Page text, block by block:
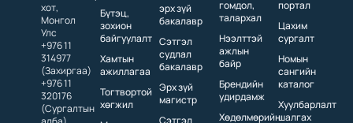
хот,
Монгол
Улс
+976 11
314977
(Захиргаа)
+976 11
320176
(Сургалтын
Бүтэц,
зохион
байгуулалт
Хамтын
ажиллагаа
Тогтвортой
хөгжил
эрх зүй
бакалавр
Сэтгэл
судлал
бакалавр
Эрх зүй
магистр
Сэтгэл
гомдол,
талархал
Нээлттэй
ажлын
байр
Брендийн
удирдамж
Хөдөлмөрийн
портал
Цахим
сургалт
Номын
сангийн
каталог
Хуулбарлалт
шалгах